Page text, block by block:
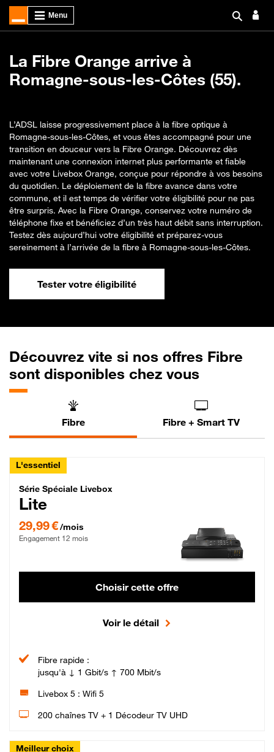
La Fibre Orange arrive à
Romagne-sous-les-Côtes (55).
L’ADSL laisse progressivement place à la fibre optique à
Romagne-sous-les-Côtes, et vous êtes accompagné pour une
transition en douceur vers la Fibre Orange. Découvrez dès
maintenant une connexion internet plus performante et fiable
avec votre Livebox Orange, conçue pour répondre à vos besoins
du quotidien. Le déploiement de la fibre avance dans votre
commune, et il est temps de vérifier votre éligibilité pour ne pas
être surpris. Avec la Fibre Orange, conservez votre numéro de
téléphone fixe et bénéficiez d’un très haut débit sans interruption.
Testez dès aujourd’hui votre éligibilité et préparez-vous
sereinement à l’arrivée de la fibre à Romagne-sous-les-Côtes.
Tester votre éligibilité
Découvrez vite si nos offres Fibre
sont disponibles chez vous
Fibre Fibre + Smart TV
L'essentiel
Série Spéciale Livebox Lite Fibre
Série Spéciale Livebox
Lite
29,99 €/mois
Engagement 12 mois
Choisir cette offre
Voir le détail
Fibre rapide :
jusqu'à ↓ 1 Gbit/s ↑ 700 Mbit/s
Livebox 5 : Wifi 5
200 chaînes TV + 1 Décodeur TV UHD
Meilleur choix